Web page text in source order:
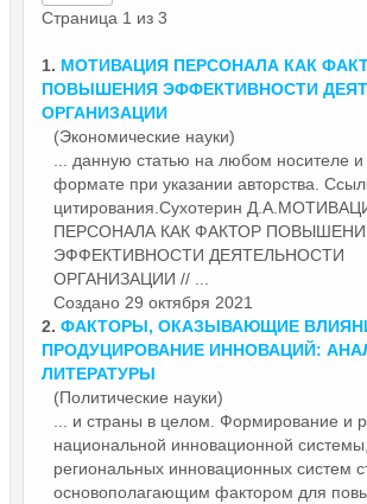
Страница 1 из 3
1. МОТИВАЦИЯ ПЕРСОНАЛА КАК
ПОВЫШЕНИЯ ЭФФЕКТИВНОСТИ
ОРГАНИЗАЦИИ
(Экономические науки)
... данную статью на любом носителе
формате при указании авторства.
цитирования.Сухотерин
ПЕРСОНАЛА КАК ФАКТОР
ЭФФЕКТИВНОСТИ ДЕЯТЕЛЬНОСТИ
ОРГАНИЗАЦИИ // ...
Создано 29 октября 2021
2. ФАКТОРЫ, ОКАЗЫВАЮЩИЕ
ПРОДУЦИРОВАНИЕ ИННОВАЦИЙ:
ЛИТЕРАТУРЫ
(Политические науки)
... и страны в целом. Формирование и
национальной инновационной
региональных инновационных систем
основополагающим фактором для